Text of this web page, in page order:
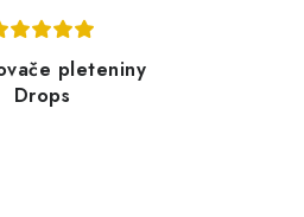
pleteniny
Drops